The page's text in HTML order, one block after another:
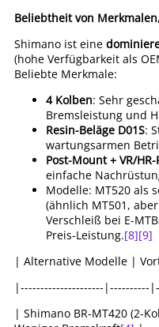
Beliebtheit von
Shimano ist eine
(hohe Verfügbarkeit als
Beliebte Merkmale:
4 Kolben: Sehr
Bremsleistung und
Resin-Beläge D01S:
wartungsarmen
Post-Mount + VR/
einfache
Modelle: MT520 als
(ähnlich MT501,
Verschleiß bei E-
Preis-Leistung.[8][9]
| Alternative Modelle |
|---------------------|----------
| Shimano BR-MT420 (2-